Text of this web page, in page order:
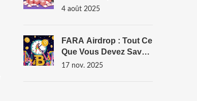
Plateforme D’échange
4 août 2025
FARA Airdrop : Tout Ce
Que Vous Devez Savoir
Sur L'événement
17 nov. 2025